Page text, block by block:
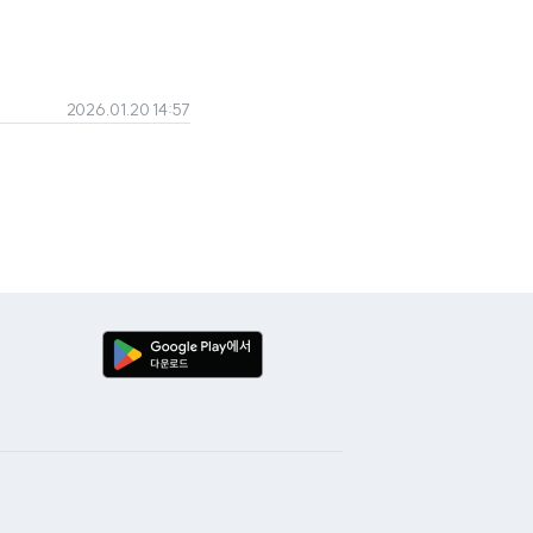
2026.01.20 14:57